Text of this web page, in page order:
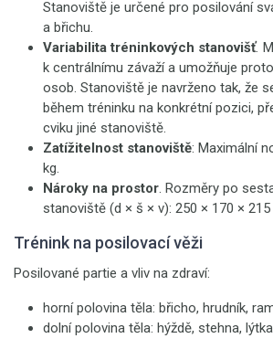
Stanoviště je určené pro posilování
a břichu.
Variabilita tréninkových stanovišť.
k centrálnímu závaží a umožňuje
osob. Stanoviště je navrženo tak, že
během tréninku na konkrétní pozici,
cviku jiné stanoviště.
Zatížitelnost stanoviště: Maximální
kg.
Nároky na prostor. Rozměry po
stanoviště (d × š × v): 250 × 170 × 215
Trénink na posilovací věži
Posilované partie a vliv na zdraví:
horní polovina těla: břicho, hrudník,
dolní polovina těla: hýždě, stehna, lýtka